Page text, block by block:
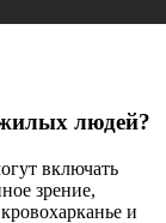
людей?
включать
зрение,
и